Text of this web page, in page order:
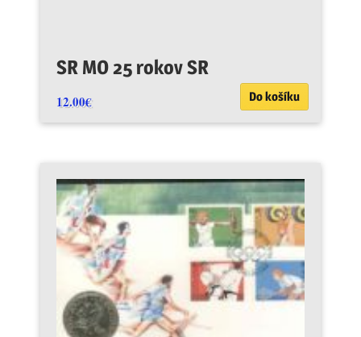
SR MO 25 rokov SR
12.00€ Do košíku